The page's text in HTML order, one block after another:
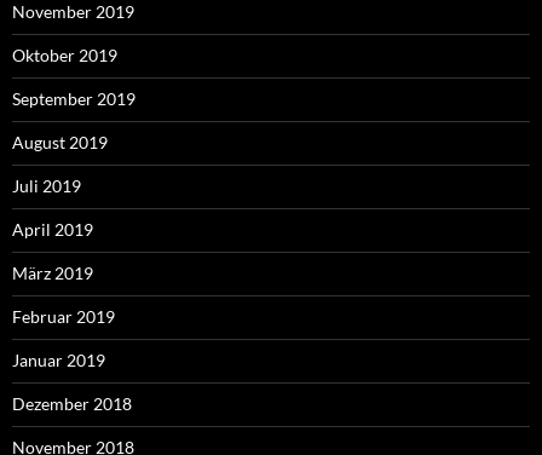
November 2019
Oktober 2019
September 2019
August 2019
Juli 2019
April 2019
März 2019
Februar 2019
Januar 2019
Dezember 2018
November 2018